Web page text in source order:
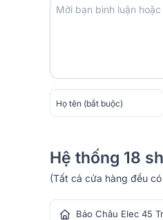
Hệ thống 18
hàng âm thanh
(Tất cả cửa hàng đều
Bảo Châu Elec 45